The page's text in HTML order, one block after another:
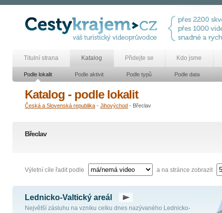
Titulní strana Katalog Přidejte se Kdo jsme
Podle lokalit Podle aktivit Podle typů Podle data
Katalog - podle lokalit
Česká a Slovenská republika - Jihovýchod - Břeclav
Břeclav
Výletní cíle řadit podle a na stránce zobrazit
Lednicko-Valtický areál
Největší zásluhu na vzniku celku dnes nazývaného Lednicko-